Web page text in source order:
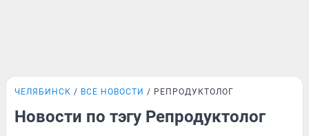
ЧЕЛЯБИНСК ВСЕ НОВОСТИ РЕПРОДУКТОЛОГ
Новости по тэгу Репродуктолог